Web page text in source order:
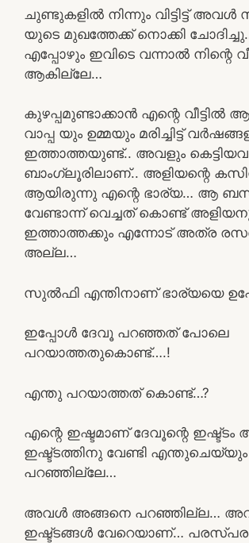
ചുണ്ടുകളിൽ നിന്നും വിട്ടിട്ട്
യുടെ മുഖത്തേക്ക് നൊക്കി
എപ്പോഴും ഇവിടെ വന്നാൽ നിന്റെ
ആകില്ലേ…
കുഴപ്പമുണ്ടാക്കാൻ എന്റെ വീട്ടിൽ
വാപ്പ യും ഉമ്മയും മരിച്ചിട്ട്
ഇത്താത്തയുണ്ട്.. അവളും
ബാംഗ്ലൂരിലാണ്.. അളിയന്റെ
ആയിരുന്നു എന്റെ ഭാര്യ… ആ
വേണ്ടാന്ന് വെച്ചത് കൊണ്ട്
ഇത്താത്തക്കും എന്നോട് അത്ര
അല്ല…
സുൽഫി എന്തിനാണ് ഭാര്യയെ
ഇപ്പോൾ ദേവൂ പറഞ്ഞത് പോലെ
പറയാത്തതുകൊണ്ട്….!
എന്തു പറയാത്തത് കൊണ്ട്…?
എന്റെ ഇഷ്ടമാണ് ദേവൂന്റെ ഇഷ്ട്ടം
ഇഷ്ട്ടത്തിനു വേണ്ടി
പറഞ്ഞില്ലേ…
അവൾ അങ്ങനെ പറഞ്ഞില്ല…
ഇഷ്ട്ടങ്ങൾ വേറെയാണ്… പരസ്പര